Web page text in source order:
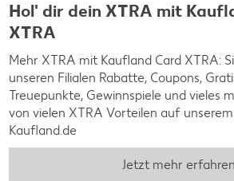
Hol' dir dein XTRA mit
XTRA
Mehr XTRA mit Kaufland Card XTRA:
unseren Filialen Rabatte, Coupons,
Treuepunkte, Gewinnspiele und vieles
von vielen XTRA Vorteilen auf
Kaufland.de
Jetzt mehr erfahren